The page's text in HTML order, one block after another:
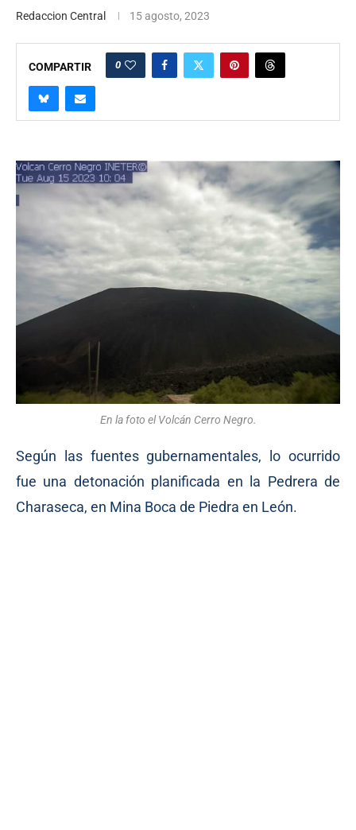
Redaccion Central 15 agosto, 2023
COMPARTIR 0
En la foto el Volcán Cerro Negro.
Según las fuentes gubernamentales, lo ocurrido
fue una detonación planificada en la Pedrera de
Charaseca, en Mina Boca de Piedra en León.